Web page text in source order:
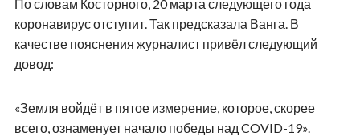
По словам Косторного, 20 марта следующего года
коронавирус отступит. Так предсказала Ванга. В
качестве пояснения журналист привёл следующий
довод:
«‎Земля войдёт в пятое измерение, которое, скорее
всего, ознаменует начало победы над COVID-19».